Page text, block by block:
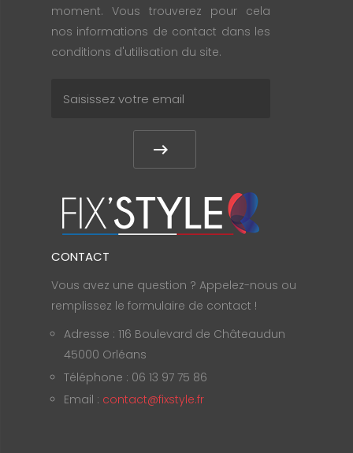
moment. Vous trouverez pour cela
nos informations de contact dans les
conditions d'utilisation du site.
CONTACT
Vous avez une question ? Appelez-nous ou
remplissez le formulaire de contact !
Adresse : 116 Boulevard de Châteaudun
45000 Orléans
Téléphone : 06 13 97 75 86
Email : contact@fixstyle.fr